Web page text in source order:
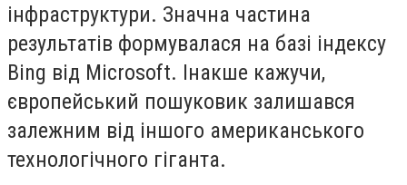
інфраструктури. Значна частина
результатів формувалася на базі індексу
Bing від Microsoft. Інакше кажучи,
європейський пошуковик залишався
залежним від іншого американського
технологічного гіганта.